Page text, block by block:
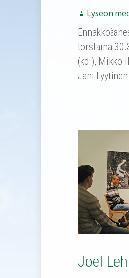
Lyseon
torstaina
(kd.), Mikko
Jani Lyytinen
Joel